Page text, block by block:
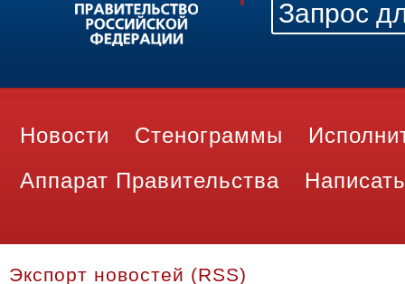
Новости Стенограммы
Аппарат Правительства
Экспорт новостей (RSS)